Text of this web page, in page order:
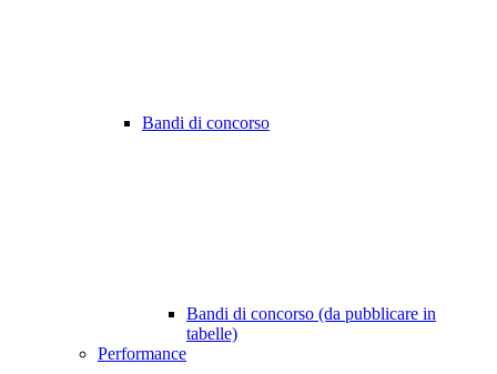
Bandi di concorso
Bandi di concorso (da pubblicare in
tabelle)
Performance